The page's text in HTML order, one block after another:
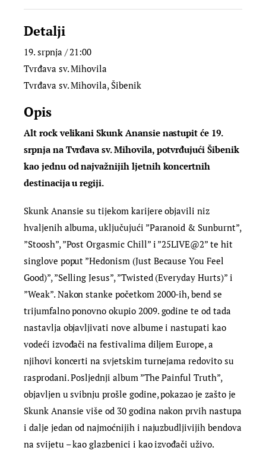
Detalji
19. srpnja / 21:00
Tvrđava sv. Mihovila
Tvrđava sv. Mihovila, Šibenik
Opis
Alt rock velikani Skunk Anansie nastupit će 19.
srpnja na Tvrđava sv. Mihovila, potvrđujući Šibenik
kao jednu od najvažnijih ljetnih koncertnih
destinacija u regiji.
Skunk Anansie su tijekom karijere objavili niz
hvaljenih albuma, uključujući ”Paranoid & Sunburnt”,
”Stoosh”, ”Post Orgasmic Chill” i ”25LIVE@2” te hit
singlove poput ”Hedonism (Just Because You Feel
Good)”, ”Selling Jesus”, ”Twisted (Everyday Hurts)” i
”Weak”. Nakon stanke početkom 2000-ih, bend se
trijumfalno ponovno okupio 2009. godine te od tada
nastavlja objavljivati ​​nove albume i nastupati kao
vodeći izvođači na festivalima diljem Europe, a
njihovi koncerti na svjetskim turnejama redovito su
rasprodani. Posljednji album ”The Painful Truth”,
objavljen u svibnju prošle godine, pokazao je zašto je
Skunk Anansie više od 30 godina nakon prvih nastupa
i dalje jedan od najmoćnijih i najuzbudljivijih bendova
na svijetu – kao glazbenici i kao izvođači uživo.